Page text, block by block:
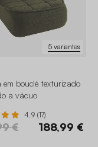
5 variantes
em bouclé texturizado
a vácuo
4.9 (17)
€ 188,99 €